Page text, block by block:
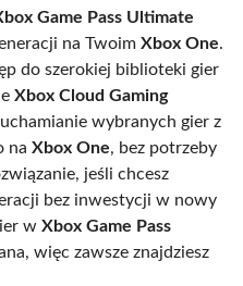
Game Pass Ultimate
na Twoim Xbox One.
do szerokiej biblioteki gier
Xbox Cloud Gaming
wybranych gier z
na Xbox One, bez potrzeby
jeśli chcesz
bez inwestycji w nowy
w Xbox Game Pass
więc zawsze znajdziesz